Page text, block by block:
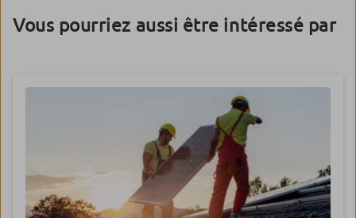
Vous pourriez aussi être intéressé par